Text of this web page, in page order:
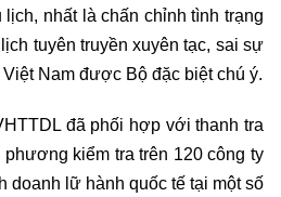
nhất là chấn chỉnh tình trạng
tuyên truyền xuyên tạc, sai sự
Nam được Bộ đặc biệt chú ý.
đã phối hợp với thanh tra
kiểm tra trên 120 công ty
doanh lữ hành quốc tế tại một số